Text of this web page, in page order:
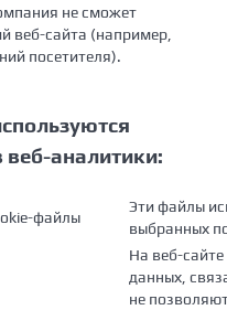
не сможет
веб-сайта (например,
посетителя).
аналитики:
файлы
Эти файлы
выбранных
На веб-
данных,
не